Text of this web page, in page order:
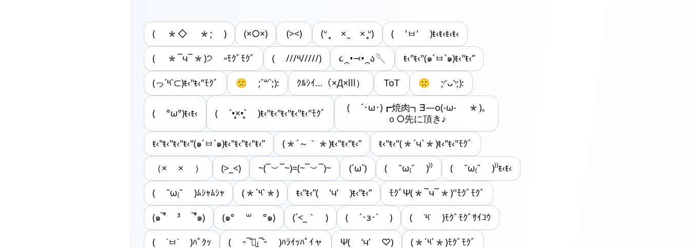
( *◇ *; ) (×○×) (><) (ᐡ ̥ × ̫ × ̥ᐡ) ( 'ㅂ' )ŧ‹ŧ‹ŧ‹ŧ‹
( *¯ч¯*)੭ ˒˒ﾓｸﾞﾓｸﾞ ( ///༥/////) ૮⁔•⤙•⁔ა🥄 ŧ‹"ŧ‹"(๑´ㅂ`๑)ŧ‹"ŧ‹”
(っ‎‎´‎‎༥`⊂)ŧ‹"ŧ‹"ﾓｸﾞ 🙁 ;´꒳`;): ｸﾙｼｲ…（×Д×lll） ToT 🙁 ;◜ᴗ◝;):
( °ω°)ŧ‹ŧ‹ ( ´•̥×•̥` )ŧ‹"ŧ‹"ŧ‹"ŧ‹"ŧ‹"ﾓｸﾞ
( ´･ω･)┏焼肉┓∃―o(-ω- *)｡
ｏ○先に頂き♪
ŧ‹"ŧ‹"ŧ‹"ŧ‹"(๑´ㅂ`๑)ŧ‹"ŧ‹"ŧ‹"ŧ‹” (*´～｀*)ŧ‹"ŧ‹"ŧ‹” ŧ‹"ŧ‹"(*´ч`*)ŧ‹"ŧ‹"ﾓｸﾞ
（× × ） (>_<) ~(¯︶¯~)=(~¯︶¯)~ (´ω`) ( ˘ω₍˘ )⁾⁾ ( ˘ω₍˘ )⁾⁾ŧ‹ŧ‹
( ˘ω₍˘ )ﾑｼｬﾑｼｬ (*´༥`*) ŧ‹”ŧ‹”( ‘ч’ )ŧ‹”ŧ‹” ﾓｸﾞΨ(*¯ч¯*)''ﾓｸﾞﾓｸﾞ
(๑¯ํ ³ ¯ํ๑) (๑° ꒳ °๑) (´<_｀ ) ( ´･з･` ) ( ˙༥˙ )ﾓｸﾞﾓｸﾞｻｲｺｳ
( ˙ㅂ˙ )ﾊﾟｸｯ ( ˶‾᷄౪̮₍‾᷅˵ )ﾊﾗｲｯﾊﾟｲャ Ψ( ‘ч’ ♡) (*´༥`*)ﾓｸﾞﾓｸﾞ